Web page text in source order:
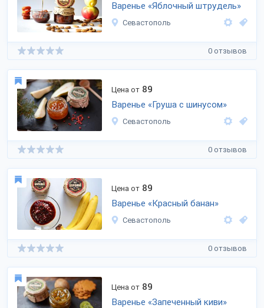
Варенье «Яблочный штрудель»
Севастополь
0 отзывов
Цена от 89
Варенье «Груша с шинусом»
Севастополь
0 отзывов
Цена от 89
Варенье «Красный банан»
Севастополь
0 отзывов
Цена от 89
Варенье «Запеченный киви»